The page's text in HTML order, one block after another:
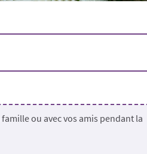
ou avec vos amis pendant la